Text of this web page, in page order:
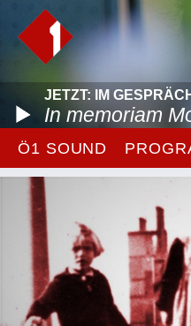
JETZT: IM
In memoriam
Ö1 SOUND